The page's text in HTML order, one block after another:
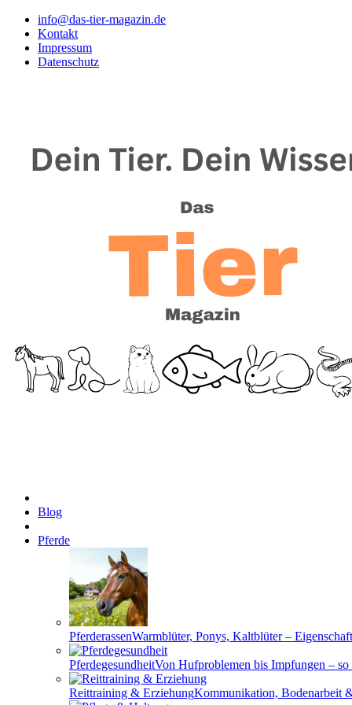
info@das-tier-magazin.de
Kontakt
Impressum
Datenschutz
Blog
Pferde
PferderassenWarmblüter, Ponys, Kaltblüter –
PferdegesundheitVon Hufproblemen bis Impfungen –
Reittraining & ErziehungKommunikation, Bodenarbeit